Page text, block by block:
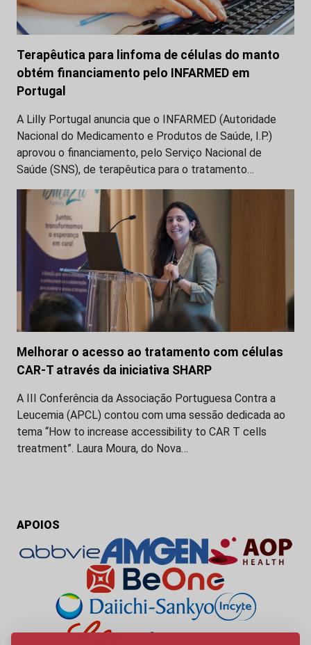
Terapêutica para linfoma de células do manto
obtém financiamento pelo INFARMED em
Portugal
A Lilly Portugal anuncia que o INFARMED (Autoridade
Nacional do Medicamento e Produtos de Saúde, I.P.)
aprovou o financiamento, pelo Serviço Nacional de
Saúde (SNS), de terapêutica para o tratamento…
Melhorar o acesso ao tratamento com células
CAR-T através da iniciativa SHARP
A III Conferência da Associação Portuguesa Contra a
Leucemia (APCL) contou com uma sessão dedicada ao
tema “How to increase accessibility to CAR T cells
treatment”. Laura Moura, do Nova…
APOIOS